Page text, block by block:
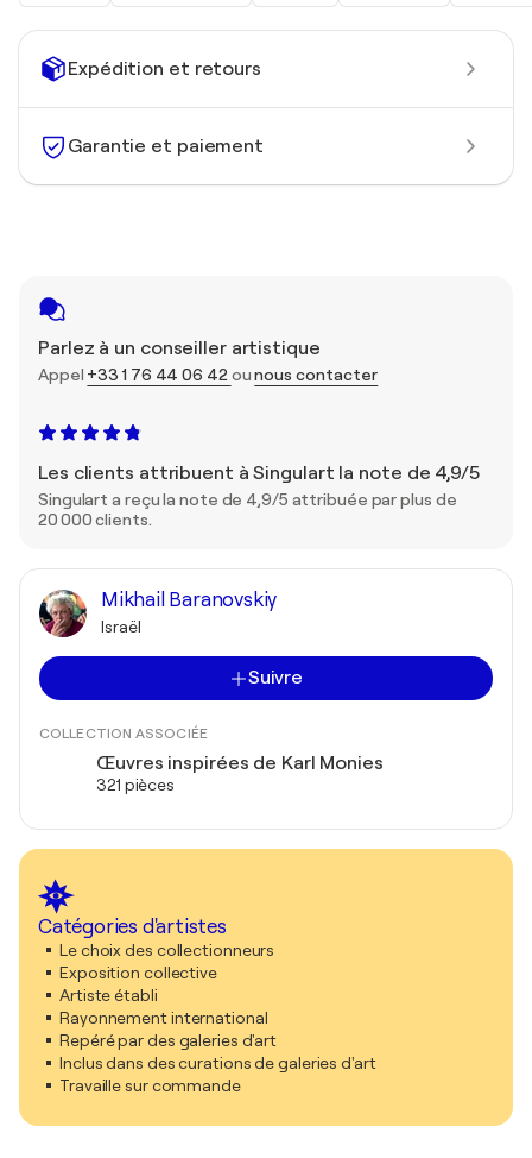
Expédition et retours
Garantie et paiement
Parlez à un conseiller artistique
Appel +33 1 76 44 06 42 ounous contacter
Les clients attribuent à Singulart la note de 4,9/5
Singulart a reçu la note de 4,9/5 attribuée par plus de
20 000 clients.
Mikhail Baranovskiy
Israël
Suivre
COLLECTION ASSOCIÉE
Œuvres inspirées de Karl Monies
321 pièces
Catégories d'artistes
Le choix des collectionneurs
Exposition collective
Artiste établi
Rayonnement international
Repéré par des galeries d'art
Inclus dans des curations de galeries d'art
Travaille sur commande